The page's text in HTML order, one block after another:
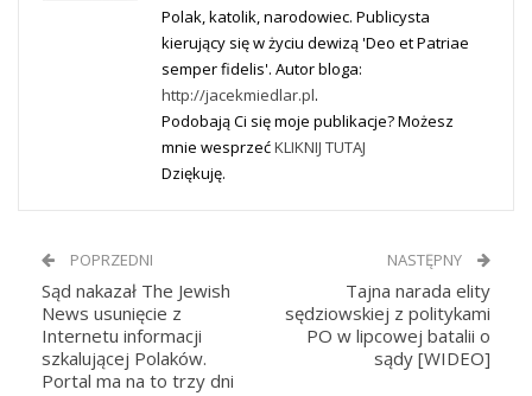
Polak, katolik, narodowiec. Publicysta
kierujący się w życiu dewizą 'Deo et Patriae
semper fidelis'. Autor bloga:
http://jacekmiedlar.pl.
Podobają Ci się moje publikacje? Możesz
mnie wesprzećKLIKNIJ TUTAJ
Dziękuję.
POPRZEDNI
Sąd nakazał The Jewish
News usunięcie z
Internetu informacji
szkalującej Polaków.
Portal ma na to trzy dni
NASTĘPNY
Tajna narada elity
sędziowskiej z politykami
PO w lipcowej batalii o
sądy [WIDEO]